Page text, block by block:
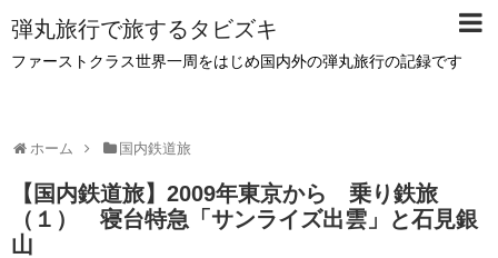
弾丸旅行で旅するタビズキ
ファーストクラス世界一周をはじめ国内外の弾丸旅行の記録です
ホーム 国内鉄道旅
【国内鉄道旅】2009年東京から 乗り鉄旅
（１） 寝台特急「サンライズ出雲」と石見銀
山